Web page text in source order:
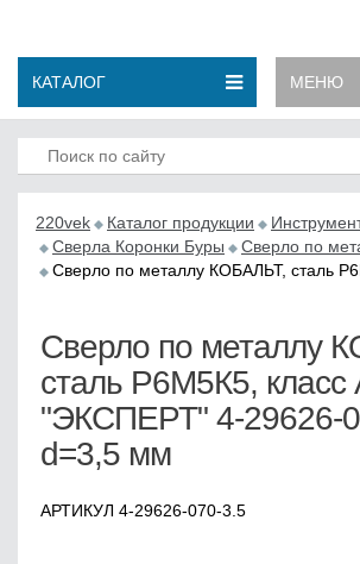
КАТАЛОГ МЕНЮ
220vek Каталог продукции
Сверла Коронки Буры
Сверло по
Сверло по металлу КОБАЛЬТ, сталь
Сверло по металлу
сталь Р6М5К5,
"ЭКСПЕРТ" 4-29626-
d=3,5 мм
АРТИКУЛ 4-29626-070-3.5